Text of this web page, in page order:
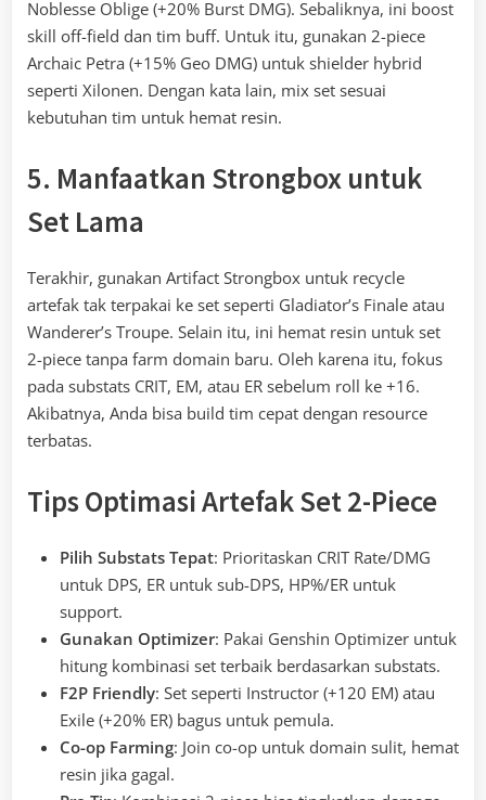
Noblesse Oblige (+20% Burst DMG). Sebaliknya, ini boost
skill off-field dan tim buff. Untuk itu, gunakan 2-piece
Archaic Petra (+15% Geo DMG) untuk shielder hybrid
seperti Xilonen. Dengan kata lain, mix set sesuai
kebutuhan tim untuk hemat resin.
5. Manfaatkan Strongbox untuk
Set Lama
Terakhir, gunakan Artifact Strongbox untuk recycle
artefak tak terpakai ke set seperti Gladiator’s Finale atau
Wanderer’s Troupe. Selain itu, ini hemat resin untuk set
2-piece tanpa farm domain baru. Oleh karena itu, fokus
pada substats CRIT, EM, atau ER sebelum roll ke +16.
Akibatnya, Anda bisa build tim cepat dengan resource
terbatas.
Tips Optimasi Artefak Set 2-Piece
Pilih Substats Tepat: Prioritaskan CRIT Rate/DMG
untuk DPS, ER untuk sub-DPS, HP%/ER untuk
support.
Gunakan Optimizer: Pakai Genshin Optimizer untuk
hitung kombinasi set terbaik berdasarkan substats.
F2P Friendly: Set seperti Instructor (+120 EM) atau
Exile (+20% ER) bagus untuk pemula.
Co-op Farming: Join co-op untuk domain sulit, hemat
resin jika gagal.